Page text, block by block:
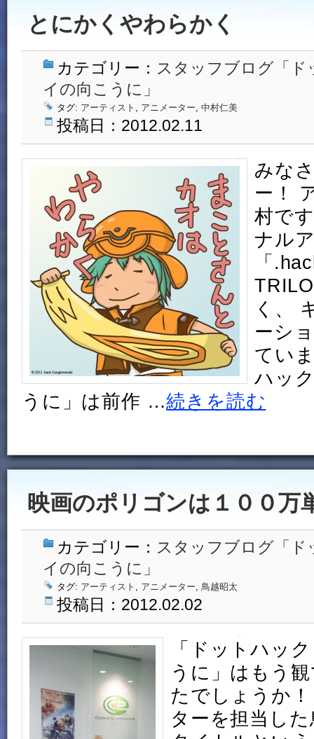
とにかくやわらかく
カテゴリー： スタッフブログ「
イの向こうに」
タグ: アーティスト , アニメーター, 中村仁美
投稿日：2012.02.11
みな
ー！
村で
ナル
「
く、
ーシ
てい
ハッ
うに」は前作 …続きを読む
映画のポリゴンは１００万
カテゴリー： スタッフブログ「
イの向こうに」
タグ: アーティスト , アニメーター, 鳥越昭太
投稿日：2012.02.02
「ドットハッ
うに」はもう
たでしょうか
ターを担当し